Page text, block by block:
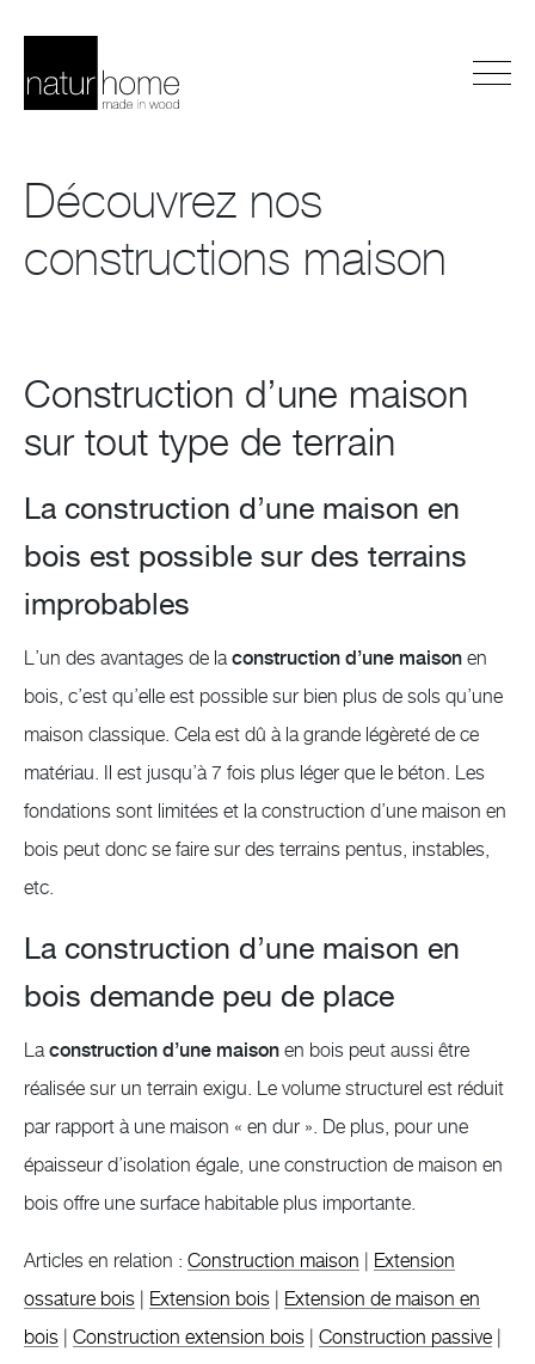
Découvrez nos
constructions maison
Construction d’une maison
sur tout type de terrain
La construction d’une maison en
bois est possible sur des terrains
improbables
L’un des avantages de la construction d’une maison en
bois, c’est qu’elle est possible sur bien plus de sols qu’une
maison classique. Cela est dû à la grande légèreté de ce
matériau. Il est jusqu’à 7 fois plus léger que le béton. Les
fondations sont limitées et la construction d’une maison en
bois peut donc se faire sur des terrains pentus, instables,
etc.
La construction d’une maison en
bois demande peu de place
La construction d’une maison en bois peut aussi être
réalisée sur un terrain exigu. Le volume structurel est réduit
par rapport à une maison « en dur ». De plus, pour une
épaisseur d’isolation égale, une construction de maison en
bois offre une surface habitable plus importante.
Articles en relation : Construction maison
Extension
ossature bois
Extension bois
Extension de maison en
bois
Construction extension bois Construction passive